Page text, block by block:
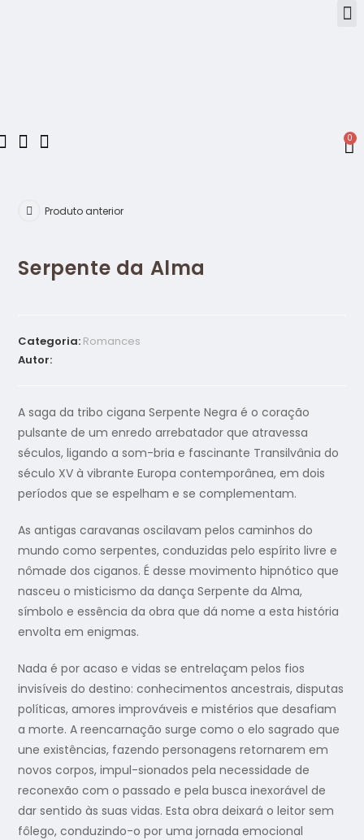
0
Produto anterior
Serpente da Alma
Categoria: Romances
Autor:
A saga da tribo cigana Serpente Negra é o coração
pulsante de um enredo arrebatador que atravessa
séculos, ligando a som-bria e fascinante Transilvânia do
século XV à vibrante Europa contemporânea, em dois
períodos que se espelham e se complementam.
As antigas caravanas oscilavam pelos caminhos do
mundo como serpentes, conduzidas pelo espírito livre e
nômade dos ciganos. É desse movimento hipnótico que
nasceu o misticismo da dança Serpente da Alma,
símbolo e essência da obra que dá nome a esta história
envolta em enigmas.
Nada é por acaso e vidas se entrelaçam pelos fios
invisíveis do destino: conhecimentos ancestrais, disputas
políticas, amores improváveis e mistérios que desafiam
a morte. A reencarnação surge como o elo sagrado que
une existências, fazendo personagens retornarem em
novos corpos, impul-sionados pela necessidade de
reconexão com o passado e pela busca inexorável de
dar sentido às suas vidas. Esta obra deixará o leitor sem
fôlego, conduzindo-o por uma jornada emocional